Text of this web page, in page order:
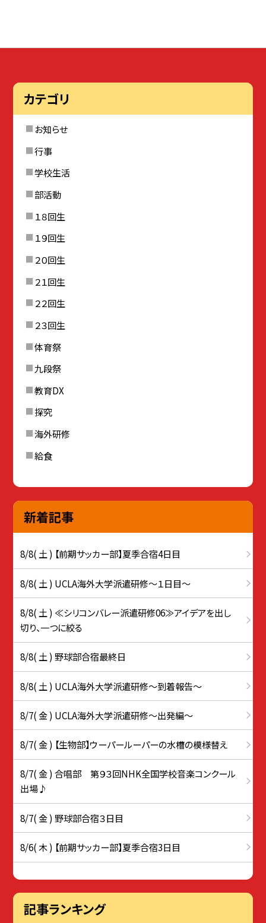
カテゴリ
お知らせ
行事
学校生活
部活動
１８回生
１９回生
２０回生
２１回生
２２回生
２３回生
体育祭
九段祭
教育DX
探究
海外研修
給食
新着記事
8/8( 土 ) 【前期サッカー部】夏季合宿4日目
8/8( 土 ) UCLA海外大学派遣研修〜１日目〜
8/8( 土 ) ≪シリコンバレー派遣研修06≫アイデアを出し
切り、一つに絞る
8/8( 土 ) 野球部合宿最終日
8/8( 土 ) UCLA海外大学派遣研修〜到着報告〜
8/7( 金 ) UCLA海外大学派遣研修〜出発編〜
8/7( 金 ) 【生物部】ウーパールーパーの水槽の模様替え
8/7( 金 ) 合唱部 第９３回NHK全国学校音楽コンクール
出場♪
8/7( 金 ) 野球部合宿３日目
8/6( 木 ) 【前期サッカー部】夏季合宿3日目
記事ランキング